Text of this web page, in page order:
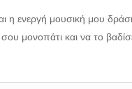
η ενεργή μουσική μου
μονοπάτι και να το